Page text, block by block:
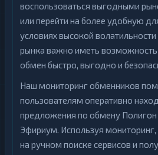
воспользоваться выгодными
или перейти на более удобную
условиях высокой
рынка важно иметь возможность
обмен быстро, выгодно и
Наш мониторинг обменников
пользователям оперативно
предложения по обмену Полигон
Эфириум. Используя
на ручном поиске сервисов и